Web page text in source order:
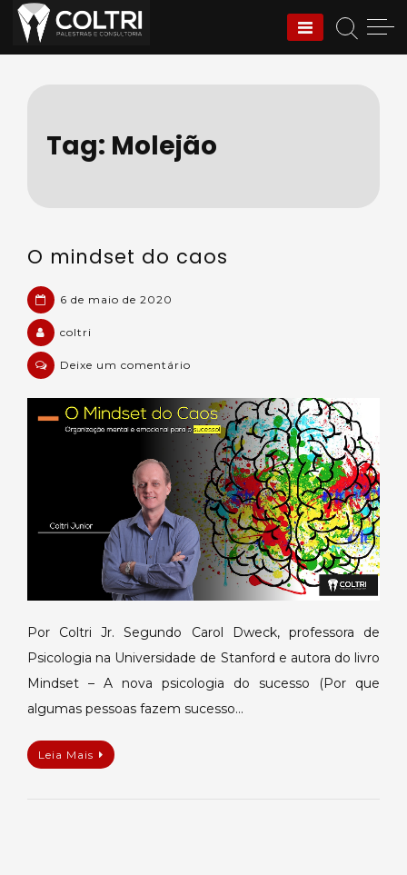
Skip
Coltri | Palestras e
Tag: Molejão
O mindset do caos
6 de maio de 2020
coltri
Deixe um comentário
mindset
do
caos
Por Coltri Jr. Segundo Carol Dweck, professora de
Psicologia na Universidade de Stanford e autora do livro
Mindset – A nova psicologia do sucesso (Por que
algumas pessoas fazem sucesso…
Leia Mais